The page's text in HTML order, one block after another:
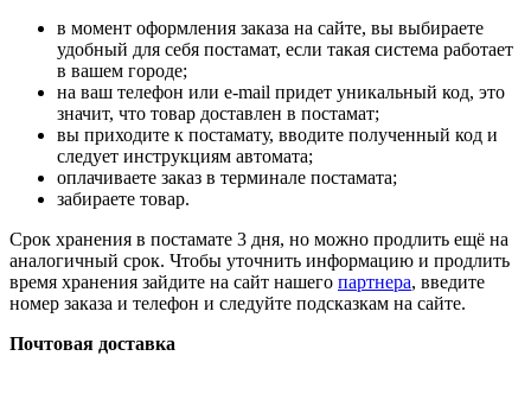
в момент оформления заказа на сайте, вы выбираете
удобный для себя постамат, если такая система работает
в вашем городе;
на ваш телефон или e-mail придет уникальный код, это
значит, что товар доставлен в постамат;
вы приходите к постамату, вводите полученный код и
следует инструкциям автомата;
оплачиваете заказ в терминале постамата;
забираете товар.
Срок хранения в постамате 3 дня, но можно продлить ещё на
аналогичный срок. Чтобы уточнить информацию и продлить
время хранения зайдите на сайт нашего партнера, введите
номер заказа и телефон и следуйте подсказкам на сайте.
Почтовая доставка